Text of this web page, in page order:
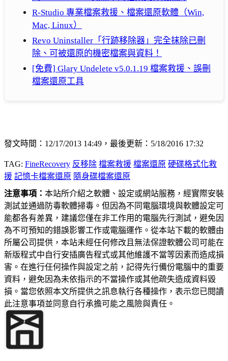
R-Studio 專業檔案救援、檔案還原軟體（Win,
Mac, Linux）
Revo Uninstaller「行跡移除器」完全抹除已刪
除、可被還原的機密檔案與資料！
[免費] Glary Undelete v5.0.1.19 檔案救援、誤刪
檔案還原工具
發文時間：12/17/2013 14:49，最後更新：5/18/2016 17:32
TAG: FineRecovery 反移除 檔案救援 檔案還原 硬碟格式化救
援 記憶卡檔案還原 隨身碟檔案還原
注意事項： 本站所介紹之軟體、設定或網站服務，經實際安裝
測試並通過防毒軟體掃毒。但因為不同電腦環境與軟體設定可
能都各有差異，建議您僅在非工作用的電腦先行測試，避免因
為不可預知的錯誤影響工作或電腦運作。從本站下載的軟體由
所屬公司提供，本站未經任何修改且無法保證軟體公司可能在
新版程式中自行安插廣告程式或其他維護不當等因素而造成損
害。在進行任何操作與設定之前，記得先行備份電腦中的重要
資料，避免因為未依指示的不當操作或其他疏失造成資料毀
損。當您依照本文所提供之訊息執行各種操作，表示您已閱讀
此注意事項並同意自行承擔可能之風險與責任。